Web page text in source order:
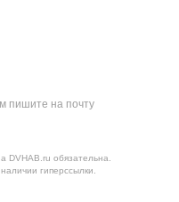
пишите на почту
DVHAB.ru обязательна.
гиперссылки.